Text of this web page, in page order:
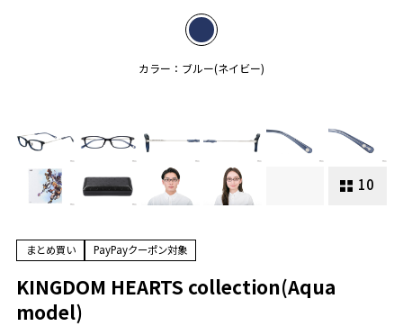
カラー：ブルー(ネイビー)
10
まとめ買い PayPayクーポン対象
KINGDOM HEARTS collection(Aqua
model)